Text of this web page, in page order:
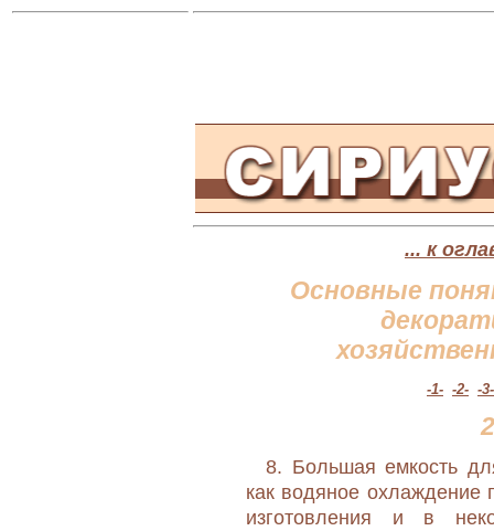
... к
Основные
-1- -2- -3-
2
8. Большая емкость
как водяное охлаждение
изготовления и в